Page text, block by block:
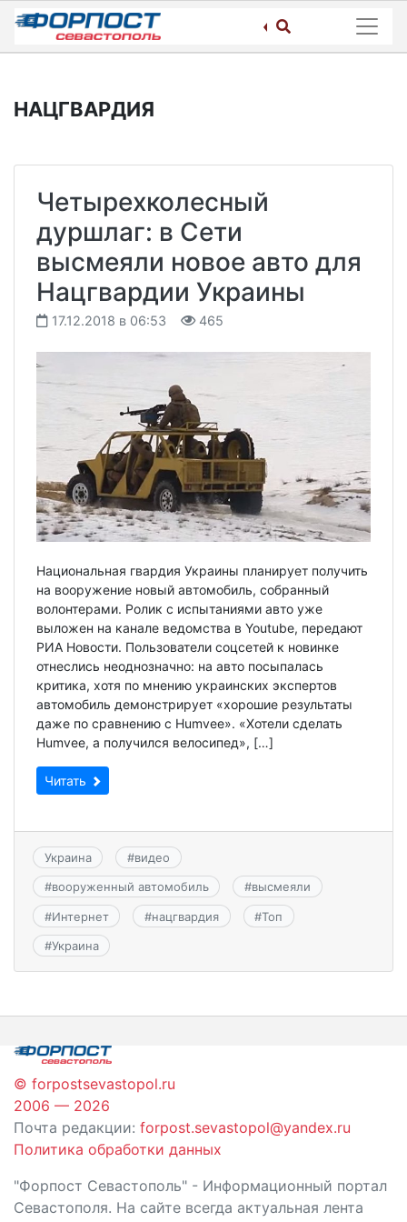
Skip
content
НАЦГВАРДИЯ
Четырехколесный
дуршлаг: в Сети
высмеяли новое авто для
Нацгвардии Украины
17.12.2018 в 06:53 465
Национальная гвардия Украины планирует получить
на вооружение новый автомобиль, собранный
волонтерами. Ролик с испытаниями авто уже
выложен на канале ведомства в Youtube, передают
РИА Новости. Пользователи соцсетей к новинке
отнеслись неоднозначно: на авто посыпалась
критика, хотя по мнению украинских экспертов
автомобиль демонстрирует «хорошие результаты
даже по сравнению с Humvee». «Хотели сделать
Humvee, а получился велосипед», […]
Читать
Украина #видео
#вооруженный автомобиль #высмеяли
#Интернет #нацгвардия #Топ
#Украина
© forpostsevastopol.ru
2006 — 2026
Почта редакции: forpost.sevastopol@yandex.ru
Политика обработки данных
"Форпост Севастополь" - Информационный портал
Севастополя. На сайте всегда актуальная лента